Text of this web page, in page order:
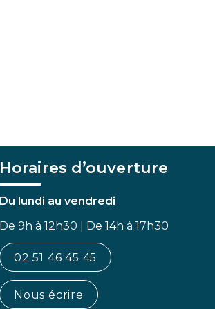
Horaires d’ouverture
Du lundi au vendredi
De 9h à 12h30 | De 14h à 17h30
02 51 46 45 45
Nous écrire